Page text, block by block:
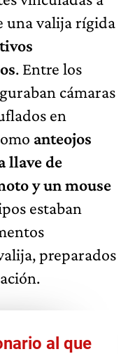
una valija rígida
. Entre los
cámaras
en
anteojos
llave de
y un mouse
estaban
preparados
al que